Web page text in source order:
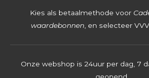
Kies als betaalmethode voor
waardebonnen, en selecteer
Onze webshop is 24uur per dag, 7